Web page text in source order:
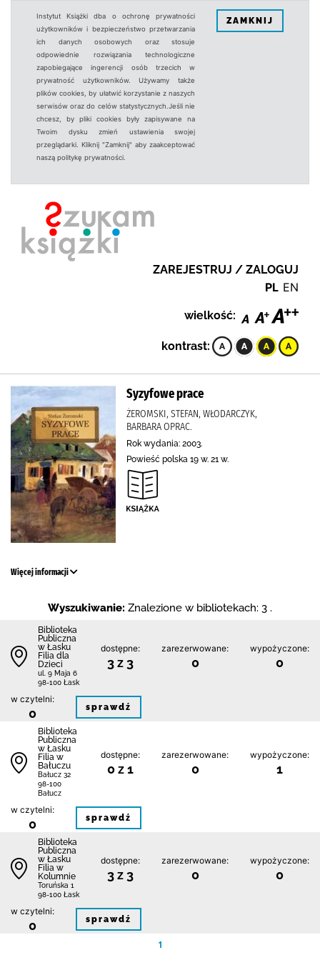
Instytut Książki dba o ochronę prywatności
użytkowników i bezpieczeństwo przetwarzania
ich danych osobowych oraz stosuje
odpowiednie rozwiązania technologiczne
zapobiegające ingerencji osób trzecich w
prywatność użytkowników. Używamy także
plików cookies, by ułatwić korzystanie z naszych
serwisów oraz do celów statystycznych.Jeśli nie
chcesz, by pliki cookies były zapisywane na
Twoim dysku zmień ustawienia swojej
przeglądarki. Kliknij "Zamknij" aby zaakceptować
naszą politykę prywatności.
ZAMKNIJ
ZAREJESTRUJ / ZALOGUJ
PL EN
wielkość:
kontrast:
Syzyfowe prace
ŻEROMSKI, STEFAN, WŁODARCZYK,
BARBARA OPRAC.
Rok wydania: 2003.
Powieść polska 19 w. 21 w.
Więcej informacji
Wyszukiwanie: Znalezione w bibliotekach: 3 .
Biblioteka
Publiczna
w Łasku
Filia dla
Dzieci
ul. 9 Maja 6
98-100 Łask
dostępne:
3 z 3
zarezerwowane:
0
wypożyczone:
0
w czytelni:
0 sprawdź
Biblioteka
Publiczna
w Łasku
Filia w
Bałuczu
Bałucz 32
98-100
Bałucz
dostępne:
0 z 1
zarezerwowane:
0
wypożyczone:
1
w czytelni:
0 sprawdź
Biblioteka
Publiczna
w Łasku
Filia w
Kolumnie
Toruńska 1
98-100 Łask
dostępne:
3 z 3
zarezerwowane:
0
wypożyczone:
0
w czytelni:
0 sprawdź
1